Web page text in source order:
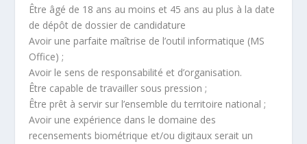
Être âgé de 18 ans au moins et 45 ans au plus à la date
de dépôt de dossier de candidature
Avoir une parfaite maîtrise de l’outil informatique (MS
Office) ;
Avoir le sens de responsabilité et d’organisation.
Être capable de travailler sous pression ;
Être prêt à servir sur l’ensemble du territoire national ;
Avoir une expérience dans le domaine des
recensements biométrique et/ou digitaux serait un